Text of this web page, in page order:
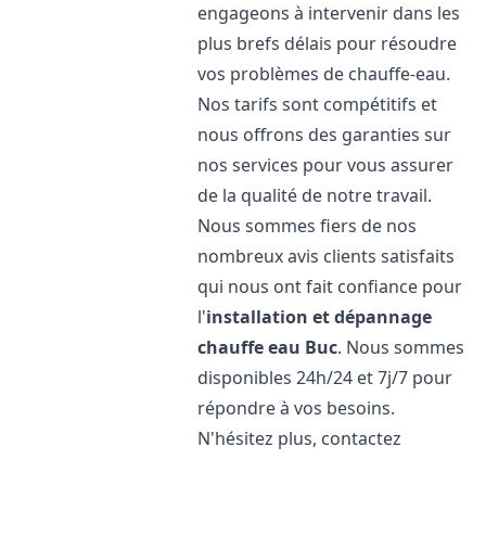
engageons à intervenir dans les
plus brefs délais pour résoudre
vos problèmes de chauffe-eau.
Nos tarifs sont compétitifs et
nous offrons des garanties sur
nos services pour vous assurer
de la qualité de notre travail.
Nous sommes fiers de nos
nombreux avis clients satisfaits
qui nous ont fait confiance pour
l'installation et dépannage
chauffe eau Buc. Nous sommes
disponibles 24h/24 et 7j/7 pour
répondre à vos besoins.
N'hésitez plus, contactez